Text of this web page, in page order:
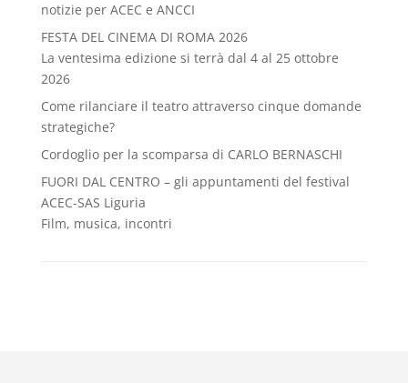
notizie per ACEC e ANCCI
FESTA DEL CINEMA DI ROMA 2026
La ventesima edizione si terrà dal 4 al 25 ottobre
2026
Come rilanciare il teatro attraverso cinque domande
strategiche?
Cordoglio per la scomparsa di CARLO BERNASCHI
FUORI DAL CENTRO – gli appuntamenti del festival
ACEC-SAS Liguria
Film, musica, incontri